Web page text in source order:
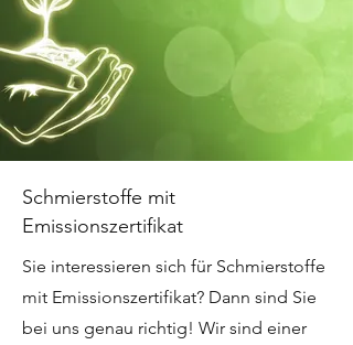
Schmierstoffe mit
Emissionszertifikat
Sie interessieren sich für Schmierstoffe
mit Emissionszertifikat? Dann sind Sie
bei uns genau richtig! Wir sind einer